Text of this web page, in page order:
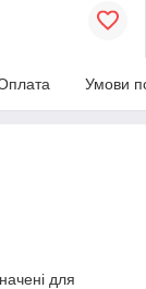
Умови
для